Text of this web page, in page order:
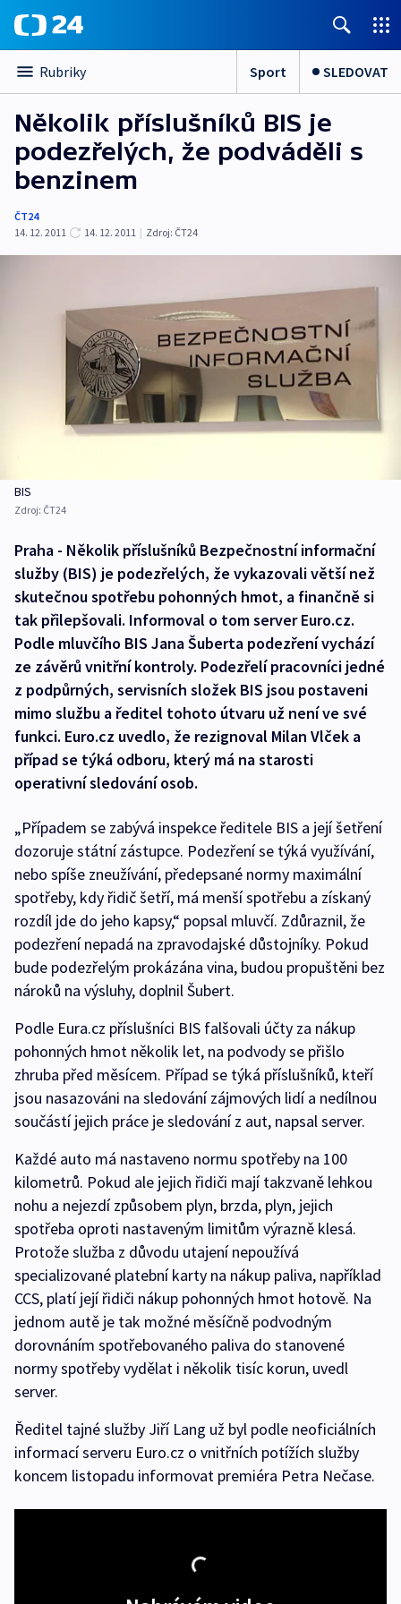
Rubriky Sport SLEDOVAT
Několik příslušníků BIS je
podezřelých, že podváděli s
benzinem
ČT24
14. 12. 2011
14. 12. 2011 | Zdroj: ČT24
BIS
Zdroj: ČT24
Praha - Několik příslušníků Bezpečnostní informační
služby (BIS) je podezřelých, že vykazovali větší než
skutečnou spotřebu pohonných hmot, a finančně si
tak přilepšovali. Informoval o tom server Euro.cz.
Podle mluvčího BIS Jana Šuberta podezření vychází
ze závěrů vnitřní kontroly. Podezřelí pracovníci jedné
z podpůrných, servisních složek BIS jsou postaveni
mimo službu a ředitel tohoto útvaru už není ve své
funkci. Euro.cz uvedlo, že rezignoval Milan Vlček a
případ se týká odboru, který má na starosti
operativní sledování osob.
„Případem se zabývá inspekce ředitele BIS a její šetření
dozoruje státní zástupce. Podezření se týká využívání,
nebo spíše zneužívání, předepsané normy maximální
spotřeby, kdy řidič šetří, má menší spotřebu a získaný
rozdíl jde do jeho kapsy,“ popsal mluvčí. Zdůraznil, že
podezření nepadá na zpravodajské důstojníky. Pokud
bude podezřelým prokázána vina, budou propuštěni bez
nároků na výsluhy, doplnil Šubert.
Podle Eura.cz příslušníci BIS falšovali účty za nákup
pohonných hmot několik let, na podvody se přišlo
zhruba před měsícem. Případ se týká příslušníků, kteří
jsou nasazováni na sledování zájmových lidí a nedílnou
součástí jejich práce je sledování z aut, napsal server.
Každé auto má nastaveno normu spotřeby na 100
kilometrů. Pokud ale jejich řidiči mají takzvaně lehkou
nohu a nejezdí způsobem plyn, brzda, plyn, jejich
spotřeba oproti nastaveným limitům výrazně klesá.
Protože služba z důvodu utajení nepoužívá
specializované platební karty na nákup paliva, například
CCS, platí její řidiči nákup pohonných hmot hotově. Na
jednom autě je tak možné měsíčně podvodným
dorovnáním spotřebovaného paliva do stanovené
normy spotřeby vydělat i několik tisíc korun, uvedl
server.
Ředitel tajné služby Jiří Lang už byl podle neoficiálních
informací serveru Euro.cz o vnitřních potížích služby
koncem listopadu informovat premiéra Petra Nečase.